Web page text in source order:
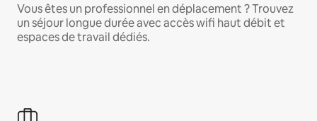
Vous êtes un professionnel en déplacement ? Trouvez
un séjour longue durée avec accès wifi haut débit et
espaces de travail dédiés.